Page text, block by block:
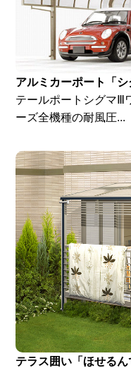
アルミカーポート「シ
テールポートシグマⅢ
ーズ全機種の耐風圧...
テラス囲い「ほせるん